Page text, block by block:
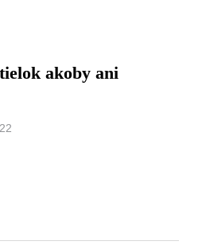
akoby ani